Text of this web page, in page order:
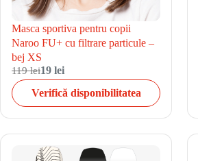
Masca sportiva pentru copii
Naroo FU+ cu filtrare particule –
bej XS
119 lei19 lei
Verifică disponibilitatea